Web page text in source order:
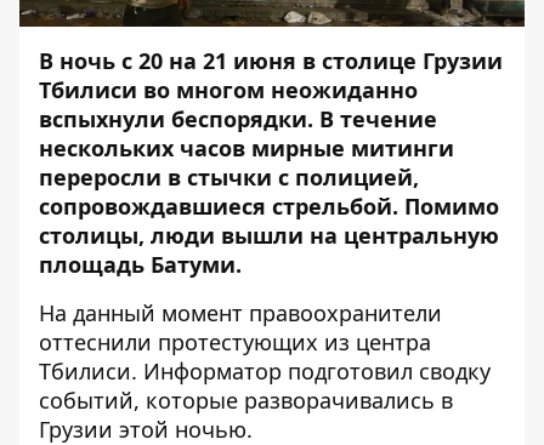
В ночь с 20 на 21 июня в столице Грузии
Тбилиси во многом неожиданно
вспыхнули беспорядки. В течение
нескольких часов мирные митинги
переросли в стычки с полицией,
сопровождавшиеся стрельбой. Помимо
столицы, люди вышли на центральную
площадь Батуми.
На данный момент правоохранители
оттеснили протестующих из центра
Тбилиси. Информатор подготовил сводку
событий, которые разворачивались в
Грузии этой ночью.